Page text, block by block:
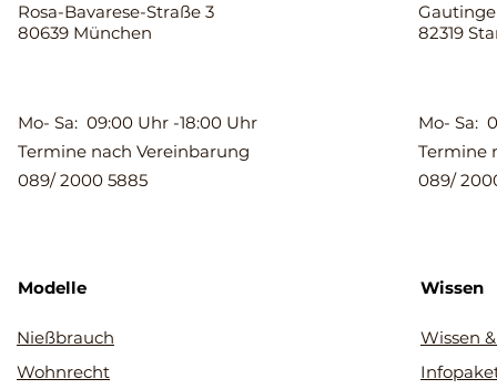
Rosa-Bavarese-Straße 3
80639 München
82319
Mo- Sa: 09:00 Uhr -18:00 Uhr
Termine nach Vereinbarung
089/ 2000 5885
Modelle
Nießbrauch
Wohnrecht
Mo- Sa:
Termine
089/
Wissen
Wissen